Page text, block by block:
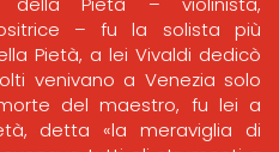
– fu la solista più
Pietà, a lei Vivaldi dedicò
venivano a Venezia solo
del maestro, fu lei a
detta «la meraviglia di